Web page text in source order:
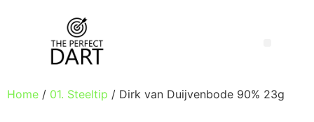
Home / 01. Steeltip / Dirk van Duijvenbode 90% 23g